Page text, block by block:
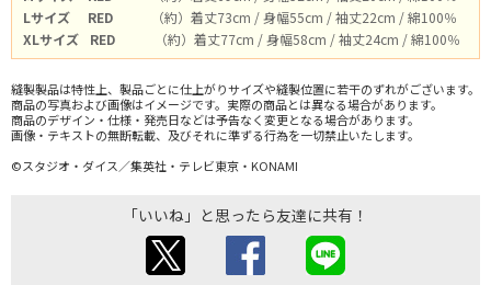
Lサイズ
RED
（約）着丈73cm / 身幅55cm / 袖丈22cm / 綿100％
XLサイズ
RED （約）着丈77cm / 身幅58cm / 袖丈24cm / 綿100％
縫製製品は特性上、製品ごとに仕上がりサイズや縫製位置に若干のずれがございます。
商品の写真および画像はイメージです。実際の商品とは異なる場合があります。
商品のデザイン・仕様・発売日などは予告なく変更となる場合があります。
画像・テキストの無断転載、及びそれに準ずる行為を一切禁止いたします。
©スタジオ・ダイス／集英社・テレビ東京・KONAMI
「いいね」と思ったら友達に共有！